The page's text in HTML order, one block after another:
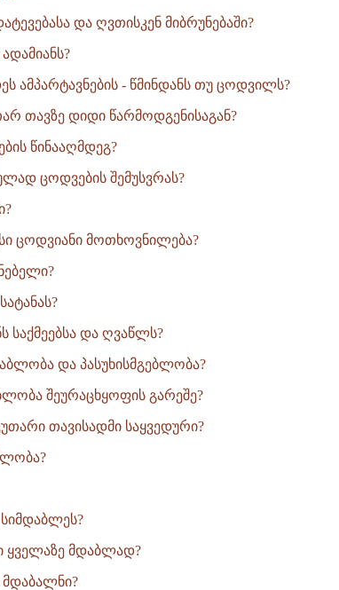
და ღვთისკენ მიბრუნებაში?
ამპარტავნების - წმინდანს თუ ცოდვილს?
თავზე დიდი წარმოდგენისაგან?
წინააღმდეგ?
ცოდვების შემუსვრას?
ცოდვიანი მოთხოვნილება?
და ღვაწლს?
და პასუხისმგებლობა?
შეურაცხყოფის გარეშე?
თავისადმი საყვედური?
ყველაზე მდაბლად?